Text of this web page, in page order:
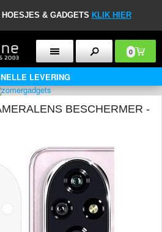
& GADGETS KLIK HIER
0
LEVERING
BESCHERMER -